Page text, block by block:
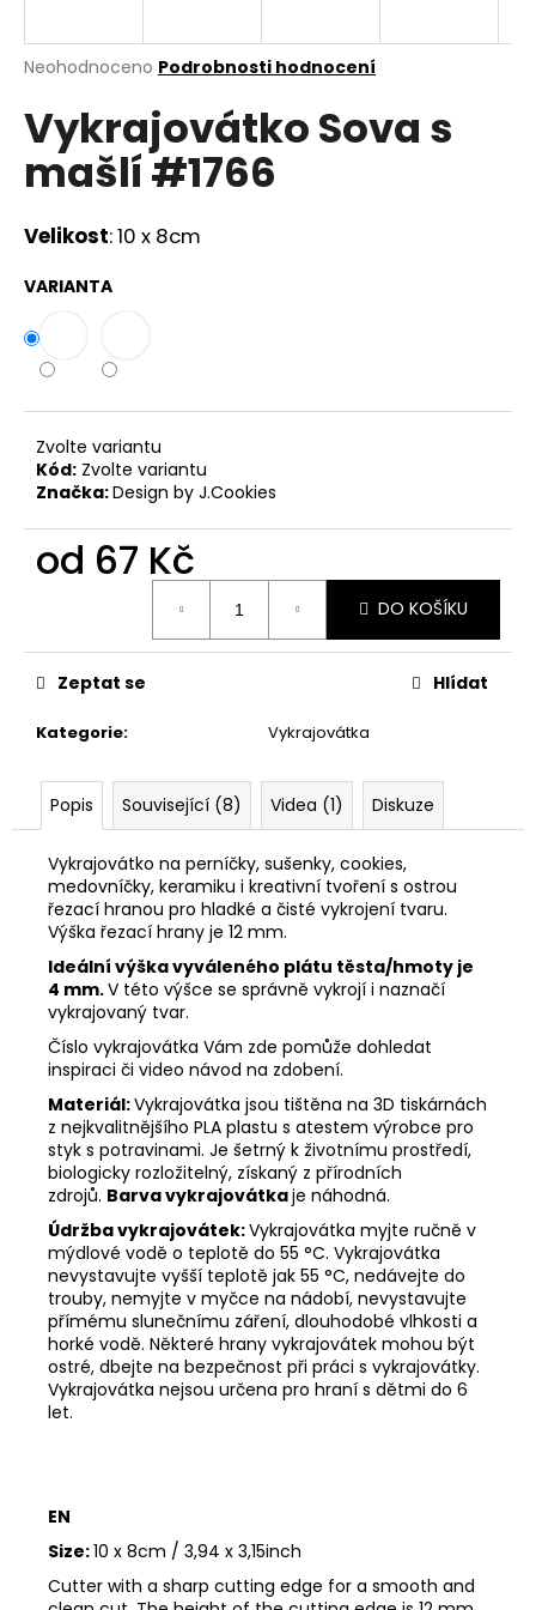
Průměrné
produktu
je
hvězdiček.
Neohodnoceno Podrobnosti hodnocení
Vykrajovátko Sova s
mašlí #1766
Velikost: 10 x 8cm
VARIANTA
Zvolte variantu
Kód: Zvolte variantu
Značka:Design by J.Cookies
od 67 Kč
DO KOŠÍKU
Kategorie: Vykrajovátka
Zeptat se Hlídat
Popis Související (8) Videa (1) Diskuze
Vykrajovátko na perníčky, sušenky, cookies,
medovníčky, keramiku i kreativní tvoření s ostrou
řezací hranou pro hladké a čisté vykrojení tvaru.
Výška řezací hrany je 12 mm.
Ideální výška vyváleného plátu těsta/hmoty je
4 mm.V této výšce se správně vykrojí i naznačí
vykrajovaný tvar.
Číslo vykrajovátka Vám zde pomůže dohledat
inspiraci či video návod na zdobení.
Materiál:Vykrajovátka jsou tištěna na 3D tiskárnách
z nejkvalitnějšího PLA plastu s atestem výrobce pro
styk s potravinami. Je šetrný k životnímu prostředí,
biologicky rozložitelný, získaný z přírodních
zdrojů. Barva vykrajovátkaje náhodná.
Údržba vykrajovátek:Vykrajovátka myjte ručně v
mýdlové vodě o teplotě do 55 °C. Vykrajovátka
nevystavujte vyšší teplotě jak 55 °C, nedávejte do
trouby, nemyjte v myčce na nádobí, nevystavujte
přímému slunečnímu záření, dlouhodobé vlhkosti a
horké vodě. Některé hrany vykrajovátek mohou být
ostré, dbejte na bezpečnost při práci s vykrajovátky.
Vykrajovátka nejsou určena pro hraní s dětmi do 6
let.
EN
Size:10 x 8cm / 3,94 x 3,15inch
Cutter with a sharp cutting edge for a smooth and
j
t
?
D
o
p
o
č
u
m
e
VYKRAJOVÁTKA
ZVÍŘÁTKA
#1988
25
Kč